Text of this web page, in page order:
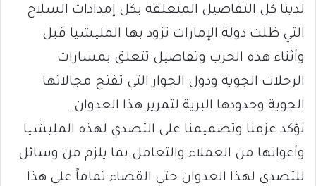
لدينا كل التفاصيل المتعلقة بكل إمدادات السلاح
التي ظلت دولة الإمارات تزود بها المليشيا قبل
وأثناء هذه الحرب وتفاصيل تتعلق بمسارات
الرحلات الجوية ودول الجوار التي تفتح مجالاتها
الجوية وحدودها البرية لتمرير هذا العدوان.
نؤكد عزمنا وتصميمنا على التصدي لهذه المليشيا
وأعوانها من العملاء والتعامل بما يلزم من وسائل
للتصدي لهذا العدوان حتي القضاء تماماً على هذا